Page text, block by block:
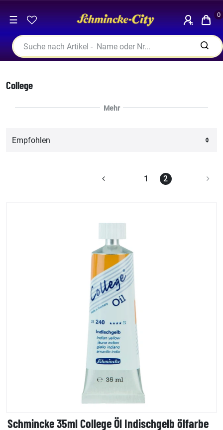
☰ 0
College
1 2
Schmincke 35ml College Öl Indischgelb ölfarbe